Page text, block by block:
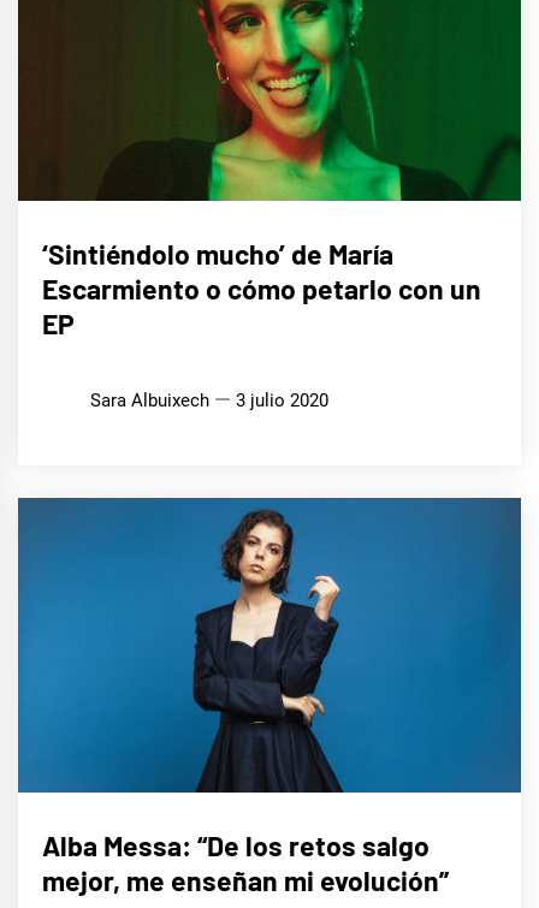
‘Sintiéndolo mucho’ de María
Escarmiento o cómo petarlo con un
EP
Sara Albuixech 3 julio 2020
Alba Messa: “De los retos salgo
mejor, me enseñan mi evolución”